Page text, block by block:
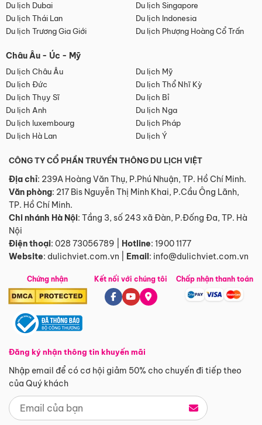
Du lịch Dubai
Du lịch Singapore
Du lịch Thái Lan
Du lịch Indonesia
Du lịch Trương Gia Giới
Du lịch Phượng Hoàng Cổ Trấn
Châu Âu - Úc - Mỹ
Du lịch Châu Âu
Du lịch Mỹ
Du lịch Đức
Du lịch Thổ Nhĩ Kỳ
Du lịch Thụy Sĩ
Du lịch Bỉ
Du lịch Anh
Du lịch Nga
Du lịch luxembourg
Du lịch Pháp
Du lịch Hà Lan
Du lịch Ý
CÔNG TY CỔ PHẦN TRUYỀN THÔNG DU LỊCH VIỆT
Địa chỉ: 239A Hoàng Văn Thụ, P.Phú Nhuận, TP. Hồ Chí Minh.
Văn phòng: 217 Bis Nguyễn Thị Minh Khai, P.Cầu Ông Lãnh,
TP. Hồ Chí Minh.
Chi nhánh Hà Nội: Tầng 3, số 243 xã Đàn, P.Đống Đa, TP. Hà
Nội
Điện thoại: 028 73056789 Hotline: 1900 1177
Website: dulichviet.com.vn Email: info@dulichviet.com.vn
Chứng nhận
Đăng ký nhận thông tin khuyến mãi
Nhập email để có cơ hội giảm 50% cho chuyến đi tiếp theo
của Quý khách
Kết nối với chúng tôi Chấp nhận thanh toán